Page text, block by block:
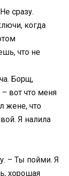
сразу.
когда
что не
Борщ,
вот что меня
жене, что
Я налила
– Ты пойми. Я
хорошая